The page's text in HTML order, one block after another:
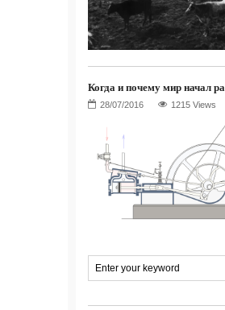
Когда и почему мир начал
1215 Views